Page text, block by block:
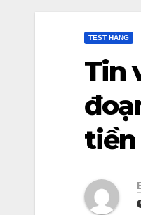
TEST HẰNG
Tin
tiền